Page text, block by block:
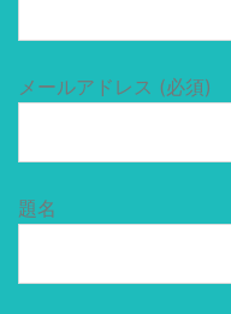
メールアドレス (必須)
題名